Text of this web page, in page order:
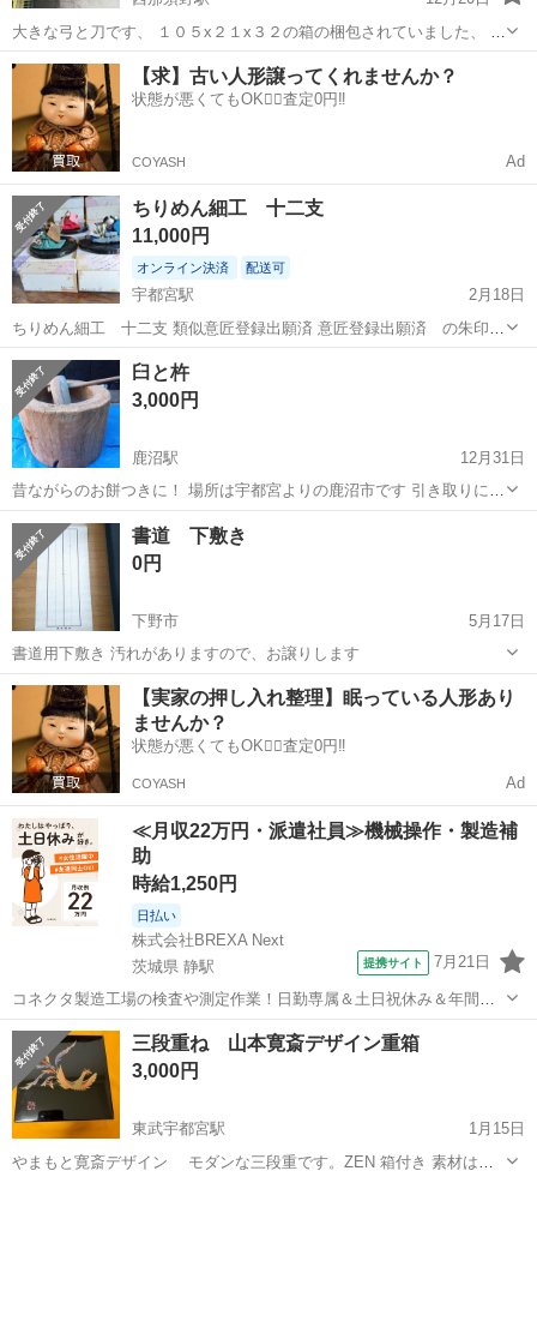
大きな弓と刀です、 １０５x２１x３２の箱の梱包されていました、 飾
り物ですが刀も本物みたいな大きさと作りです、 画像でご確認くださ
い、 贈り物や床の間飾りにどうぞ、 発送する場合はあんしん決済...
栃木 那須塩原市 西那須野駅 年中行事用品
【求】古い人形譲ってくれませんか？
状態が悪くてもOK🙆‍♀️査定0円‼️
COYASH Ad
ちりめん細工 十二支
11,000円
オンライン決済 配送可
宇都宮駅
2月18日
ちりめん細工 十二支 類似意匠登録出願済 意匠登録出願済 の朱印あ
り ＊1996年12月 購入 ＊該当年正月にその干支を1週間ほど設えて
い ました。 ＊長期間経過保存していますのでよく見ると色あせな
どがみられる干支が２個...
栃木 宇都宮市 宇都宮駅
臼と杵
3,000円
鹿沼駅
12月31日
昔ながらのお餅つきに！ 場所は宇都宮よりの鹿沼市です 引き取りに来
られる日時を必ず記載してお問い合わせしてきて下さい。 状態はそれ
なりですかなり大きいです 高さ約46センチ 幅約70センチ位はありま
す
栃木 鹿沼市 鹿沼駅 年中行事用品
書道 下敷き
0円
下野市
5月17日
書道用下敷き 汚れがありますので、お譲りします
栃木 下野市 年中行事用品 用品
【実家の押し入れ整理】眠っている人形あり
ませんか？
状態が悪くてもOK🙆‍♀️査定0円‼️
COYASH Ad
≪月収22万円・派遣社員≫機械操作・製造補
助
時給1,250円
日払い
株式会社BREXA Next
茨城県 静駅
提携サイト 7月21日
コネクタ製造工場の検査や測定作業！日勤専属＆土日祝休み＆年間休
日128日★クリーンルーム内作業★マイカー通勤OK＆無料駐車場あり
★就業先食堂利用可！日払い制度あり！《茨城県常陸大宮市》 人気の
工場のお仕事 ◇コネクタ製造工...
茨城 常陸大宮市 静駅 その他
三段重ね 山本寛斎デザイン重箱
3,000円
東武宇都宮駅
1月15日
やまもと寛斎デザイン モダンな三段重です。ZEN 箱付き 素材は不